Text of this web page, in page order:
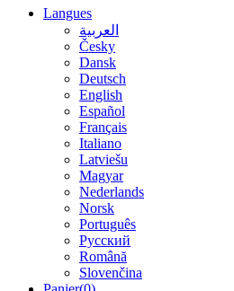
Langues
العربية
Česky
Dansk
Deutsch
English
Español
Français
Italiano
Latviešu
Magyar
Nederlands
Norsk
Português
Русский
Română
Slovenčina